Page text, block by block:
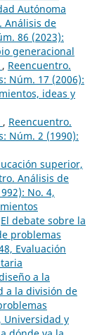
Autónoma
Análisis de
86 (2023):
generacional
, Reencuentro.
Núm. 17 (2006):
ideas y
, Reencuentro.
Núm. 2 (1990):
superior,
Análisis de
No. 4,
El debate sobre la
problemas
Evaluación
a la
a la división de
Universidad y